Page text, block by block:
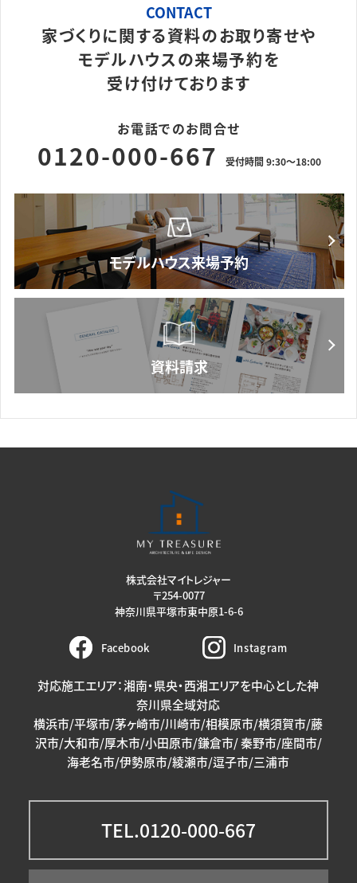
CONTACT
家づくりに関する資料のお取り寄せや
モデルハウスの来場予約を
受け付けております
お電話でのお問合せ
0120-000-667 受付時間 9:30～18:00
株式会社マイトレジャー
〒254-0077
神奈川県平塚市東中原1-6-6
Facebook Instagram
対応施工エリア：湘南・県央・西湘エリアを中心とした神
奈川県全域対応
横浜市/平塚市/茅ヶ崎市/川崎市/相模原市/横須賀市/藤
沢市/大和市/厚木市/小田原市/鎌倉市/ 秦野市/座間市/
海老名市/伊勢原市/綾瀬市/逗子市/三浦市
TEL.0120-000-667